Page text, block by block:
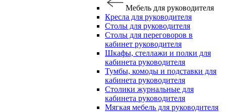
Мебель для руководителя
Кресла для руководителя
Столы для руководителя
Столы для переговоров в
кабинет руководителя
Шкафы, стеллажи и полки для
кабинета руководителя
Тумбы, комоды и подставки для
кабинета руководителя
Столики журнальные для
кабинета руководителя
Мягкая мебель для руководителя